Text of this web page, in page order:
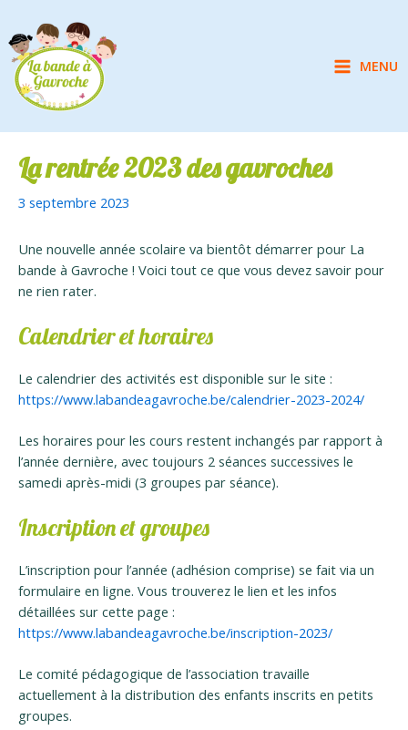
contenu
Main
MENU
La rentrée 2023 des gavroches
3 septembre 2023
Une nouvelle année scolaire va bientôt démarrer pour La
bande à Gavroche ! Voici tout ce que vous devez savoir pour
ne rien rater.
Calendrier et horaires
Le calendrier des activités est disponible sur le site :
https://www.labandeagavroche.be/calendrier-2023-2024/
Les horaires pour les cours restent inchangés par rapport à
l’année dernière, avec toujours 2 séances successives le
samedi après-midi (3 groupes par séance).
Inscription et groupes
L’inscription pour l’année (adhésion comprise) se fait via un
formulaire en ligne. Vous trouverez le lien et les infos
détaillées sur cette page :
https://www.labandeagavroche.be/inscription-2023/
Le comité pédagogique de l’association travaille
actuellement à la distribution des enfants inscrits en petits
groupes.